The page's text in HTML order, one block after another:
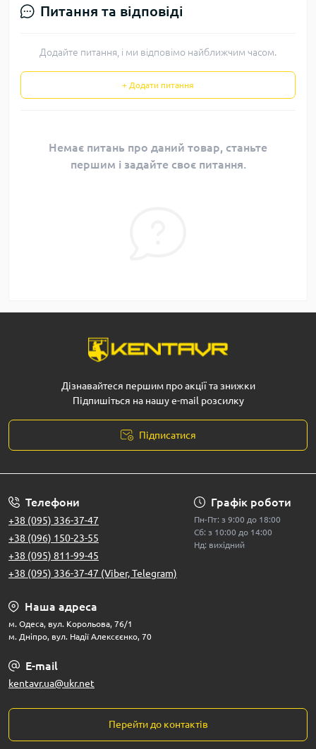
Питання та відповіді
Додайте питання, і ми відповімо найближчим часом.
+ Додати питання
Немає питань про даний товар, станьте
першим і задайте своє питання.
Дізнавайтеся першим про акції та знижки
Підпишіться на нашу e-mail розсилку
Підписатися
Телефони
+38 (095) 336-37-47
+38 (096) 150-23-55
+38 (095) 811-99-45
+38 (095) 336-37-47 (Viber, Telegram)
Графік роботи
Пн-Пт: з 9:00 до 18:00
Сб: з 10:00 до 14:00
Нд: вихідний
Наша адреса
м. Одеса, вул. Корольова, 76/1
м. Дніпро, вул. Надії Алексєєнко, 70
E-mail
kentavr.ua@ukr.net
Перейти до контактів